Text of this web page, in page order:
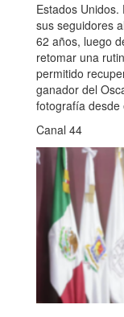
Estados
sus seguidores
62 años, luego
retomar una
permitido
ganador del
fotografía desde
Canal 44